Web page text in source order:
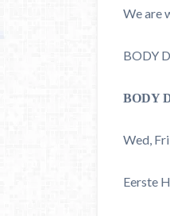
We are
BODY
BODY
Wed,
Eerste